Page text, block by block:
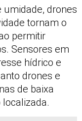
umidade, drones
tornam o
permitir
Sensores em
hídrico e
drones e
de baixa